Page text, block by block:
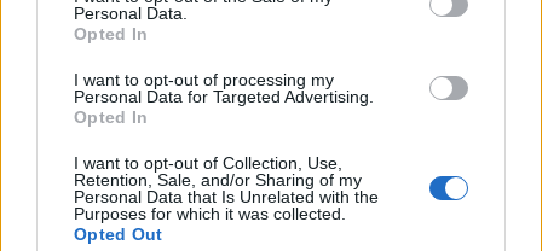
Personal Data.
Opted In
I want to opt-out of processing my
Personal Data for Targeted Advertising.
Opted In
I want to opt-out of Collection, Use,
Retention, Sale, and/or Sharing of my
Personal Data that Is Unrelated with the
Purposes for which it was collected.
Opted Out
Technology, che offre un’esperienza equivalente a 16GB RAM (8GB
physical + 8GB virtual).18 Questo assicura prestazioni fluide anche
dopo un uso prolungato, rendendo multitasking e passaggi tra app
semplici e immediati. Inoltre, HONOR Magic8 Lite offre fino a 512GB
di memoria interna,19 con ampio spazio per conservare anni di